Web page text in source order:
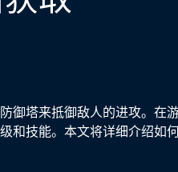
御塔来抵御敌人的进攻。在
和技能。本文将详细介绍如